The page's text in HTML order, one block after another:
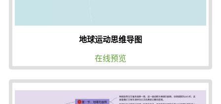
地球运动思维导图
在线预览